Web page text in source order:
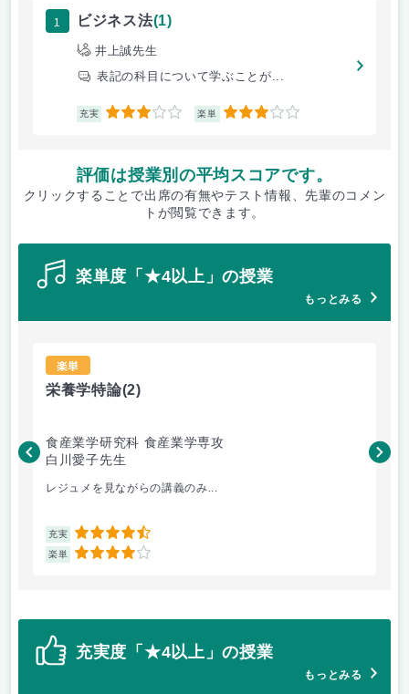
1 ビジネス法(1)
井上誠先生
表記の科目について学ぶことが...
充実 3 楽単 3
評価は授業別の平均スコアです。
クリックすることで出席の有無やテスト情報、先輩のコメン
トが閲覧できます。
楽単度「★4以上」の授業
もっとみる
楽単
栄養学特論(2)
食産業学研究科 食産業学専攻
白川愛子先生
レジュメを見ながらの講義のみ...
充実 4.5
楽単 4
森
充実度「★4以上」の授業
もっとみる